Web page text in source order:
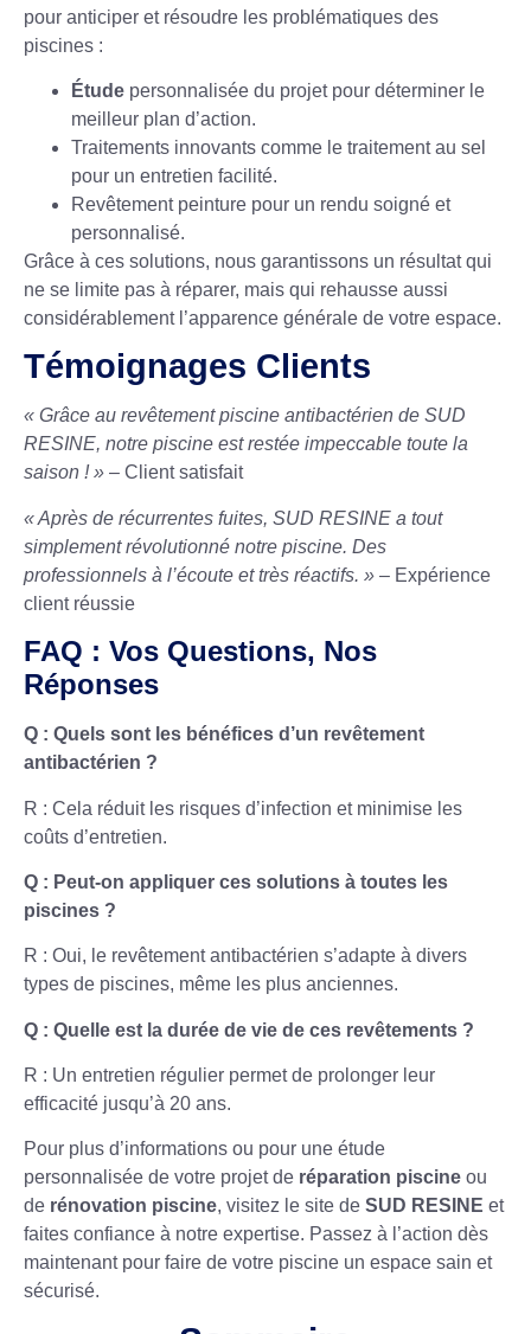
pour anticiper et résoudre les problématiques des
piscines :
Étude personnalisée du projet pour déterminer le
meilleur plan d’action.
Traitements innovants comme le traitement au sel
pour un entretien facilité.
Revêtement peinture pour un rendu soigné et
personnalisé.
Grâce à ces solutions, nous garantissons un résultat qui
ne se limite pas à réparer, mais qui rehausse aussi
considérablement l’apparence générale de votre espace.
Témoignages Clients
« Grâce au revêtement piscine antibactérien de SUD
RESINE, notre piscine est restée impeccable toute la
saison ! » – Client satisfait
« Après de récurrentes fuites, SUD RESINE a tout
simplement révolutionné notre piscine. Des
professionnels à l’écoute et très réactifs. » – Expérience
client réussie
FAQ : Vos Questions, Nos
Réponses
Q : Quels sont les bénéfices d’un revêtement
antibactérien ?
R : Cela réduit les risques d’infection et minimise les
coûts d’entretien.
Q : Peut-on appliquer ces solutions à toutes les
piscines ?
R : Oui, le revêtement antibactérien s’adapte à divers
types de piscines, même les plus anciennes.
Q : Quelle est la durée de vie de ces revêtements ?
R : Un entretien régulier permet de prolonger leur
efficacité jusqu’à 20 ans.
Pour plus d’informations ou pour une étude
personnalisée de votre projet de réparation piscine ou
de rénovation piscine, visitez le site de SUD RESINE et
faites confiance à notre expertise. Passez à l’action dès
maintenant pour faire de votre piscine un espace sain et
sécurisé.